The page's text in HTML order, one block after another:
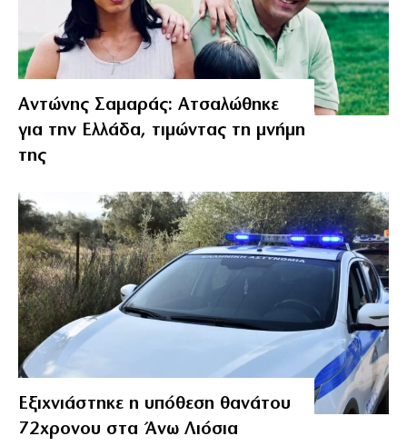
Αντώνης Σαμαράς: Ατσαλώθηκε
για την Ελλάδα, τιμώντας τη μνήμη
της
Εξιχνιάστηκε η υπόθεση θανάτου
72χρονου στα Άνω Λιόσια